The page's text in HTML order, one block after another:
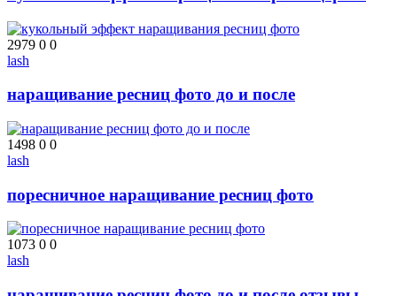
2979 0 0
lash
наращивание ресниц фото до и после
1498 0 0
lash
поресничное наращивание ресниц фото
1073 0 0
lash